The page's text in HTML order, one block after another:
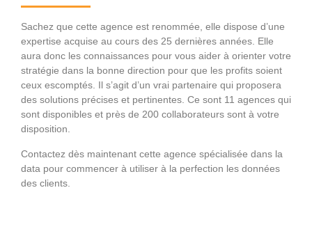
Sachez que cette agence est renommée, elle dispose d’une
expertise acquise au cours des 25 dernières années. Elle
aura donc les connaissances pour vous aider à orienter votre
stratégie dans la bonne direction pour que les profits soient
ceux escomptés. Il s’agit d’un vrai partenaire qui proposera
des solutions précises et pertinentes. Ce sont 11 agences qui
sont disponibles et près de 200 collaborateurs sont à votre
disposition.
Contactez dès maintenant cette agence spécialisée dans la
data pour commencer à utiliser à la perfection les données
des clients.